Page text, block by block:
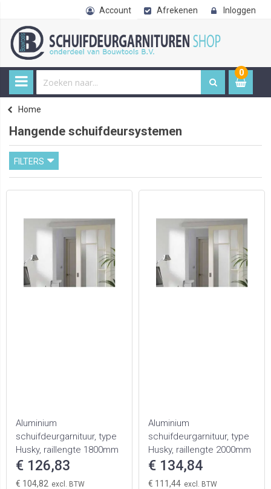
Account Afrekenen Inloggen
0
item
Home
Hangende schuifdeursystemen
FILTERS
Aluminium
schuifdeurgarnituur, type
Husky, raillengte 1800mm
€ 126,83
€ 104,82
Aluminium
schuifdeurgarnituur, type
Husky, raillengte 2000mm
€ 134,84
€ 111,44